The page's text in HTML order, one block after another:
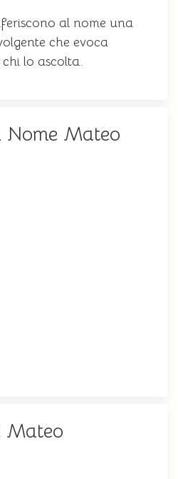
al nome una
che evoca
lo ascolta.
Nome Mateo
Mateo